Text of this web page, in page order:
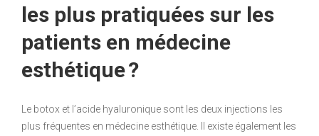
les plus pratiquées sur les
patients en médecine
esthétique ?
Le botox et l’acide hyaluronique sont les deux injections les
plus fréquentes en médecine esthétique. Il existe également les